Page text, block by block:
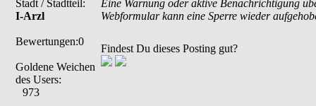
Stadt / Stadtteil:
I-Arzl
Bewertungen:0
Goldene Weichen
des Users:
973
Eine Warnung oder aktive Benachrichtigung
Webformular kann eine Sperre wieder
Findest Du dieses Posting gut?